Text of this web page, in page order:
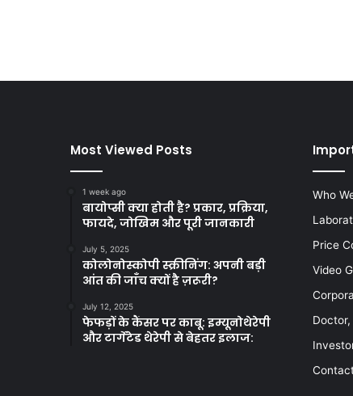
Most Viewed Posts
1 week ago
बायोप्सी क्या होती है? प्रकार, प्रक्रिया,
फायदे, जोखिम और पूरी जानकारी
July 5, 2025
कोलोनोस्कोपी स्क्रीनिंग: अपनी बड़ी
आंत की जाँच क्यों है ज़रूरी?
July 12, 2025
फेफड़ों के कैंसर पर काबू: इम्यूनोथेरेपी
और टार्गेटेड थेरेपी से बेहतर इलाज:
Who
Price
Video